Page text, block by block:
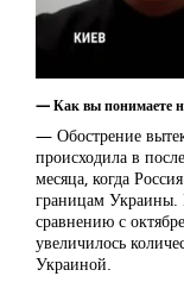
— Как вы понимаете
— Обострение
происходила в
месяца, когда
границам Украины.
сравнению с
увеличилось
Украиной.